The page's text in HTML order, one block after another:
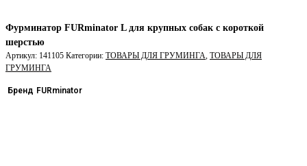
Фурминатор FURminator L для крупных собак с короткой
шерстью
Артикул: 141105 Категории: ТОВАРЫ ДЛЯ ГРУМИНГА, ТОВАРЫ ДЛЯ
ГРУМИНГА
Бренд FURminator